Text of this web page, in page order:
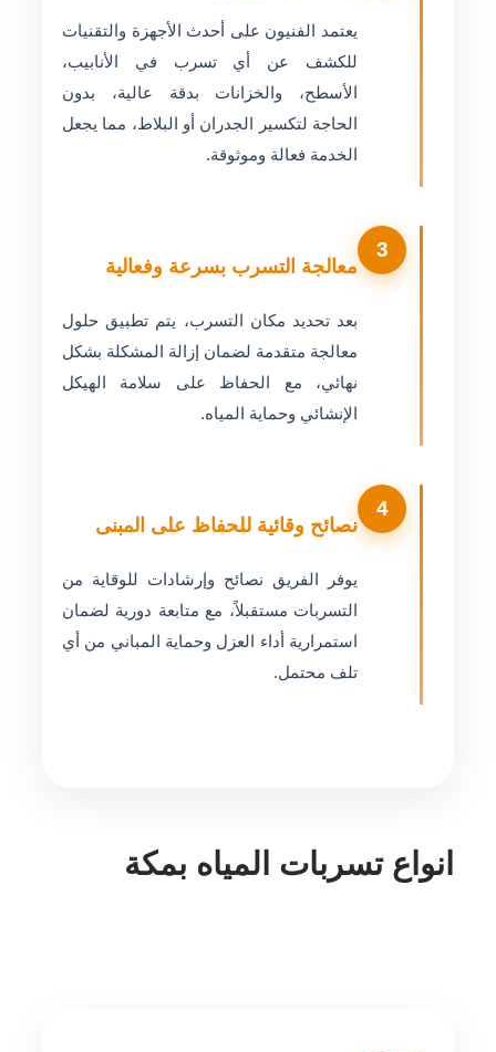
يعتمد الفنيون على أحدث الأجهزة والتقنيات
للكشف عن أي تسرب في الأنابيب،
الأسطح، والخزانات بدقة عالية، بدون
الحاجة لتكسير الجدران أو البلاط، مما يجعل
الخدمة فعالة وموثوقة.
معالجة التسرب بسرعة وفعالية
بعد تحديد مكان التسرب، يتم تطبيق حلول
معالجة متقدمة لضمان إزالة المشكلة بشكل
نهائي، مع الحفاظ على سلامة الهيكل
الإنشائي وحماية المياه.
4
نصائح وقائية للحفاظ على المبنى
يوفر الفريق نصائح وإرشادات للوقاية من
التسربات مستقبلاً، مع متابعة دورية لضمان
استمرارية أداء العزل وحماية المباني من أي
تلف محتمل.
انواع تسربات المياه بمكة